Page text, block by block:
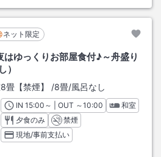
ネット限定
はゆっくりお部屋食付♪～舟盛り
）
畳【禁煙】 /8畳/風呂なし
INチェックイン
15:00 ～ | OUT チェックアウト
～10:00
和室
夕食のみ
禁煙
現地/事前支払い